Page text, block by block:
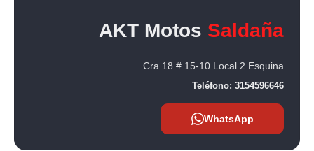
AKT Motos Saldaña
Cra 18 # 15-10 Local 2 Esquina
Teléfono: 3154596646
WhatsApp